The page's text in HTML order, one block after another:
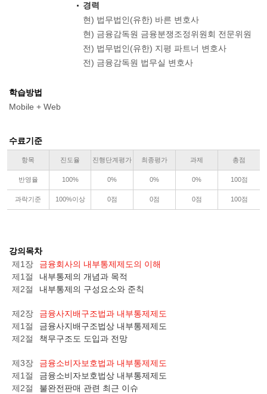
경력
현) 법무법인(유한) 바른 변호사
현) 금융감독원 금융분쟁조정위원회 전문위원
전) 법무법인(유한) 지평 파트너 변호사
전) 금융감독원 법무실 변호사
학습방법
Mobile + Web
수료기준
항목 진도율 진행단계평가 최종평가 과제 총점
반영율 100% 0% 0% 0% 100점
과락기준 100%이상 0점 0점 0점 100점
강의목차
제1장
금융회사의 내부통제제도의 이해
제1절
내부통제의 개념과 목적
제2절
내부통제의 구성요소와 준칙
제2장
금융사지배구조법과 내부통제제도
제1절
금융사지배구조법상 내부통제제도
제2절
책무구조도 도입과 전망
제3장
금융소비자보호법과 내부통제제도
제1절
금융소비자보호법상 내부통제제도
제2절
불완전판매 관련 최근 이슈